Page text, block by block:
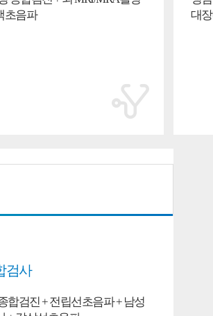
초음파
대
검사
합검진 + 전립선초음파 + 남성